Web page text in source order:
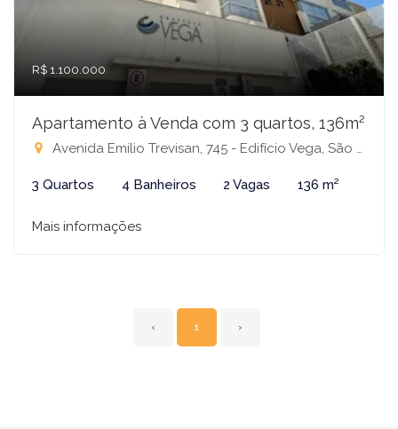
R$ 1.100.000
Apartamento à Venda com 3 quartos, 136m²
Avenida Emílio Trevisan, 745 - Edifício Vega, São José do Rio Preto-SP
3 Quartos 4 Banheiros 2 Vagas 136 m²
Mais informações
‹ 1 ›